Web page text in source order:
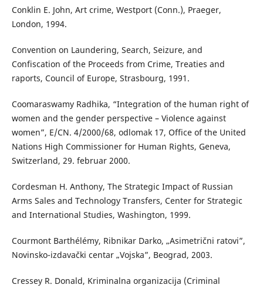
Conklin E. John, Art crime, Westport (Conn.), Praeger,
London, 1994.
Convention on Laundering, Search, Seizure, and
Confiscation of the Proceeds from Crime, Treaties and
raports, Council of Europe, Strasbourg, 1991.
Coomaraswamy Radhika, “Integration of the human right of
women and the gender perspective – Violence against
women”, E/CN. 4/2000/68, odlomak 17, Office of the United
Nations High Commissioner for Human Rights, Geneva,
Switzerland, 29. februar 2000.
Cordesman H. Anthony, The Strategic Impact of Russian
Arms Sales and Technology Transfers, Center for Strategic
and International Studies, Washington, 1999.
Courmont Barthélémy, Ribnikar Darko, „Asimetrični ratovi”,
Novinsko-izdavački centar „Vojska”, Beograd, 2003.
Cressey R. Donald, Kriminalna organizacija (Criminal